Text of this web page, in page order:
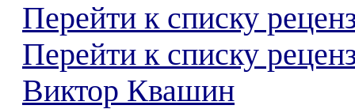
Перейти к списку
Перейти к списку
Виктор Квашин